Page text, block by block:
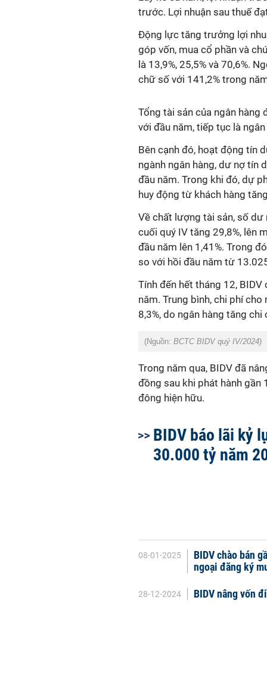
trước. Lợi nhuận sau thuế
Động lực tăng trưởng lợi
góp vốn, mua cổ phần và
là 1 3,9%, 25,5% và 70,6%.
chữ số với 141,2% trong
Tổng tài sản của ngân hàng
với đầu năm, tiếp tục là
Bên cạnh đó, hoạt động tín
ngành ngân hàng, dư nợ tín
đầu năm. Trong khi đó, dự
huy động từ khách hàng
Về chất lượng tài sản, số dư
cuối quý IV tăng 29,8%, lên
đầu năm lên 1,41%. Trong
so với hồi đầu năm từ
Tính đến hết tháng 12,
năm. Trung bình, chi phí
8,3%, do ngân hàng tăng chi
(Nguồn: BCTC BIDV quý IV/2024)
Trong năm qua, BIDV đã
đồng sau khi phát hành gần
đông hiện hữu.
BIDV báo lãi kỷ
30.000 tỷ năm
08-01-2025
BIDV chào bán
ngoại đăng ký
28-12-2024 BIDV nâng vốn